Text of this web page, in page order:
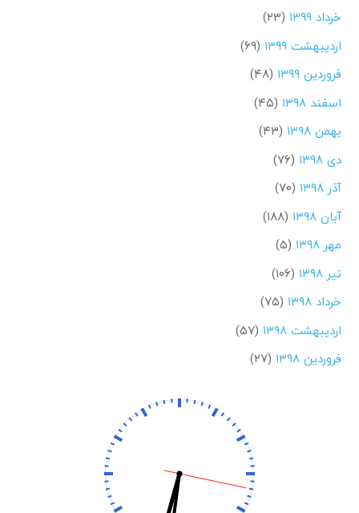
خرداد ۱۳۹۹
(۲۳)
اردیبهشت ۱۳۹۹
(۶۹)
فروردین ۱۳۹۹
(۴۸)
اسفند ۱۳۹۸
(۴۵)
بهمن ۱۳۹۸
(۴۳)
دی ۱۳۹۸
(۷۶)
آذر ۱۳۹۸
(۷۰)
آبان ۱۳۹۸
(۱۸۸)
مهر ۱۳۹۸
(۵)
تیر ۱۳۹۸
(۱۰۶)
خرداد ۱۳۹۸
(۷۵)
اردیبهشت ۱۳۹۸
(۵۷)
فروردین ۱۳۹۸
(۲۷)